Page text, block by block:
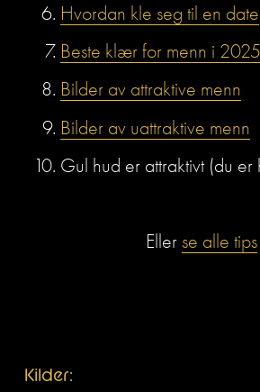
Hvordan kle seg til en date
Beste klær for menn i 2025
Bilder av attraktive menn
Bilder av uattraktive menn
Gul hud er attraktivt (du er
Eller se alle tips
Kilder: